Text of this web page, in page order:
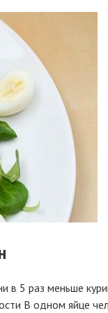
в 5 раз меньше
В одном яйце